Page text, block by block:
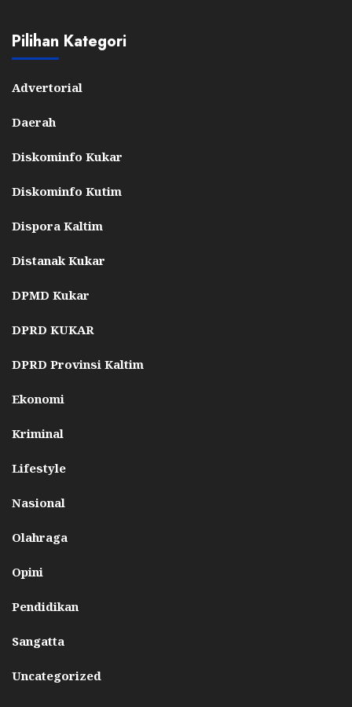
Pilihan Kategori
Advertorial
Daerah
Diskominfo Kukar
Diskominfo Kutim
Dispora Kaltim
Distanak Kukar
DPMD Kukar
DPRD KUKAR
DPRD Provinsi Kaltim
Ekonomi
Kriminal
Lifestyle
Nasional
Olahraga
Opini
Pendidikan
Sangatta
Uncategorized